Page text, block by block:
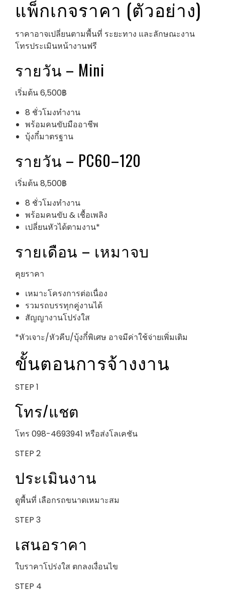
แพ็กเกจราคา (ตัวอย่าง)
ราคาอาจเปลี่ยนตามพื้นที่ ระยะทาง และลักษณะงาน
โทรประเมินหน้างานฟรี
รายวัน – Mini
เริ่มต้น 6,500฿
8 ชั่วโมงทำงาน
พร้อมคนขับมืออาชีพ
บุ้งกี๋มาตรฐาน
รายวัน – PC60–120
เริ่มต้น 8,500฿
8 ชั่วโมงทำงาน
พร้อมคนขับ & เชื้อเพลิง
เปลี่ยนหัวได้ตามงาน*
รายเดือน – เหมาจบ
คุยราคา
เหมาะโครงการต่อเนื่อง
รวมรถบรรทุกคู่งานได้
สัญญางานโปร่งใส
*หัวเจาะ/หัวคีบ/บุ้งกี๋พิเศษ อาจมีค่าใช้จ่ายเพิ่มเติม
ขั้นตอนการจ้างงาน
STEP 1
โทร/แชต
โทร 098-4693941 หรือส่งโลเคชัน
STEP 2
ประเมินงาน
ดูพื้นที่ เลือกรถขนาดเหมาะสม
STEP 3
เสนอราคา
ใบราคาโปร่งใส ตกลงเงื่อนไข
STEP 4